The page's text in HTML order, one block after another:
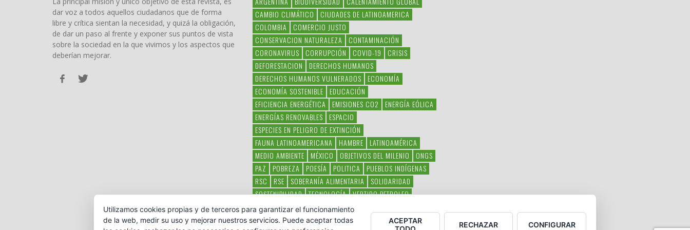
dar voz a todos aquellos ciudadanos que de forma
libre y crítica sientan la necesidad, y quizá la obligación,
de dar un paso al frente y exponer sus puntos de vista
sobre la sociedad en la que vivimos y los aspectos que
deberían mejorar.
CAMBIO CLIMÁTICO
CIUDADES DE LATINOAMERICA
COLOMBIA
COMERCIO JUSTO
CONSERVACION NATURALEZA
CONTAMINACIÓN
CORONAVIRUS
CORRUPCIÓN COVID-19
CRISIS
DEFORESTACION
DERECHOS HUMANOS
DERECHOS HUMANOS VULNERADOS
ECONOMÍA
ECONOMÍA SOSTENIBLE
EDUCACIÓN
EFICIENCIA ENERGÉTICA
EMISIONES CO2
ENERGÍA EÓLICA
ENERGÍAS RENOVABLES
ESPACIO
ESPECIES EN PELIGRO DE EXTINCIÓN
FAUNA LATINOAMERICANA
HAMBRE
LATINOAMÉRICA
MEDIO AMBIENTE
MÉXICO OBJETIVOS DEL MILENIO
ONGS
PAZ
POBREZA POESÍA POLITICA
PUEBLOS INDÍGENAS
RSC
RSE SOBERANÍA ALIMENTARIA
SOLIDARIDAD
SOSTENIBILIDAD TECNOLOGÍA VERTIDO PETROLEO
VIOLENCIA DE GÉNERO.
Utilizamos cookies propias y de terceros para garantizar el funcionamiento
de la web, medir su uso y mejorar nuestros servicios. Puede aceptar todas
ACEPTAR
RECHAZAR CONFIGURAR